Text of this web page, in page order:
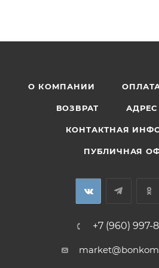
О КОМПАНИИ
ВОЗВРАТ
КОНТАКТНАЯ
ПУБЛИЧНАЯ
+7 (960) 997-